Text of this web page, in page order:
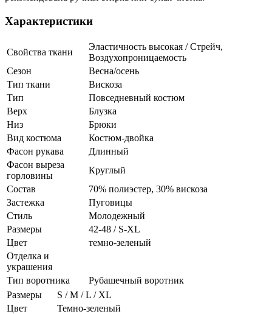
Характеристики
Свойства ткани
Эластичность высокая / Стрейч,
Воздухопроницаемость
Сезон
Весна/осень
Тип ткани
Вискоза
Тип
Повседневный костюм
Верх
Блузка
Низ
Брюки
Вид костюма
Костюм-двойка
Фасон рукава
Длинный
Фасон выреза
горловины
Круглый
Состав
70% полиэстер, 30% вискоза
Застежка
Пуговицы
Стиль
Молодежный
Размеры
42-48 / S-XL
Цвет
темно-зеленый
Отделка и
украшения
Тип воротника
Рубашечный воротник
Размеры
S / M / L / XL
Цвет
Темно-зеленый